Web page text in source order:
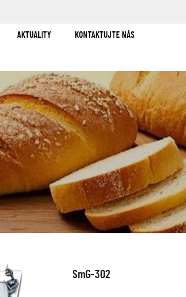
AKTUALITY KONTAKTUJTE NÁS
SmG-302